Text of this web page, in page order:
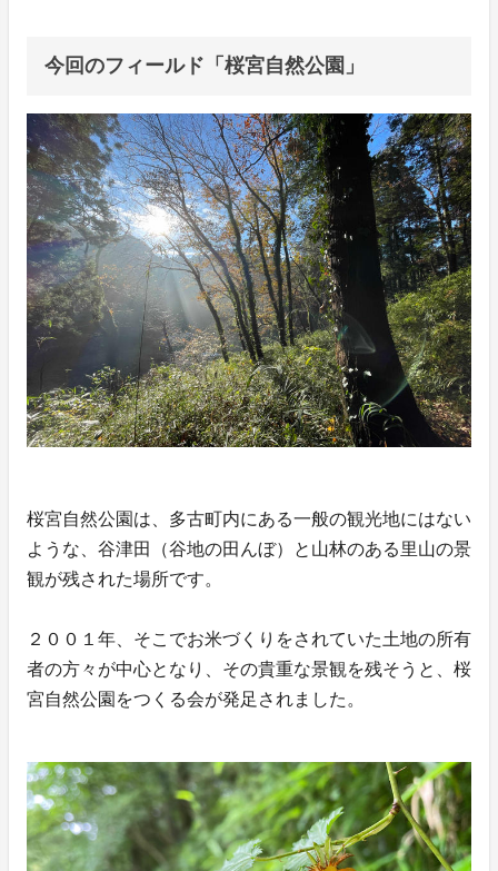
今回のフィールド「桜宮自然公園」
桜宮自然公園は、多古町内にある一般の観光地にはない
ような、谷津田（谷地の田んぼ）と山林のある里山の景
観が残された場所です。
２００１年、そこでお米づくりをされていた土地の所有
者の方々が中心となり、その貴重な景観を残そうと、桜
宮自然公園をつくる会が発足されました。